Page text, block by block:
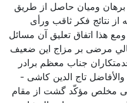
وميان حاصل از طريق
نتائج فكر ثاقب ورأى
هذا اتفاق تعليق آن مسائل
مرضى بر مزاج اين ضعيف
جناب معظم برادر
تاج الدين كاشى -
مخلص مؤكّد گشت از مقام